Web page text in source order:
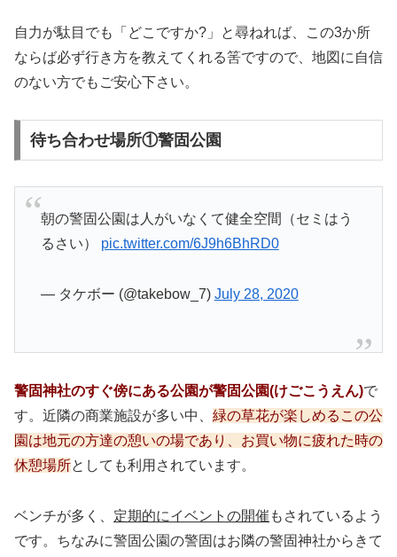
自力が駄目でも「どこですか?」と尋ねれば、この3か所
ならば必ず行き方を教えてくれる筈ですので、地図に自信
のない方でもご安心下さい。
待ち合わせ場所①警固公園
朝の警固公園は人がいなくて健全空間（セミはう
るさい） pic.twitter.com/6J9h6BhRD0
— タケボー (@takebow_7) July 28, 2020
警固神社のすぐ傍にある公園が警固公園(けごこうえん)で
す。近隣の商業施設が多い中、 緑の草花が楽しめるこの公
園は地元の方達の憩いの場であり、お買い物に疲れた時の
休憩場所としても利用されています。
ベンチが多く、 定期的にイベントの開催 もされているよう
です。ちなみに警固公園の警固はお隣の警固神社からきて